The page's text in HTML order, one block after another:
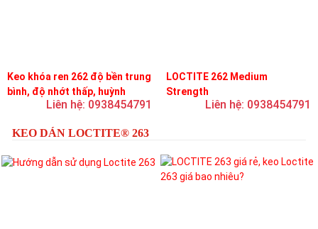
Keo khóa ren 262 độ bền trung
bình, độ nhớt thấp, huỳnh
Liên hệ: 0938454791
LOCTITE 262 Medium
Strength
Liên hệ: 0938454791
KEO DÁN LOCTITE® 263